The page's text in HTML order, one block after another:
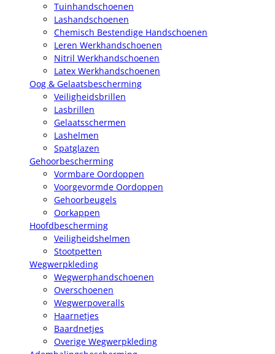
Tuinhandschoenen
Lashandschoenen
Chemisch Bestendige Handschoenen
Leren Werkhandschoenen
Nitril Werkhandschoenen
Latex Werkhandschoenen
Oog & Gelaatsbescherming
Veiligheidsbrillen
Lasbrillen
Gelaatsschermen
Lashelmen
Spatglazen
Gehoorbescherming
Vormbare Oordoppen
Voorgevormde Oordoppen
Gehoorbeugels
Oorkappen
Hoofdbescherming
Veiligheidshelmen
Stootpetten
Wegwerpkleding
Wegwerphandschoenen
Overschoenen
Wegwerpoveralls
Haarnetjes
Baardnetjes
Overige Wegwerpkleding